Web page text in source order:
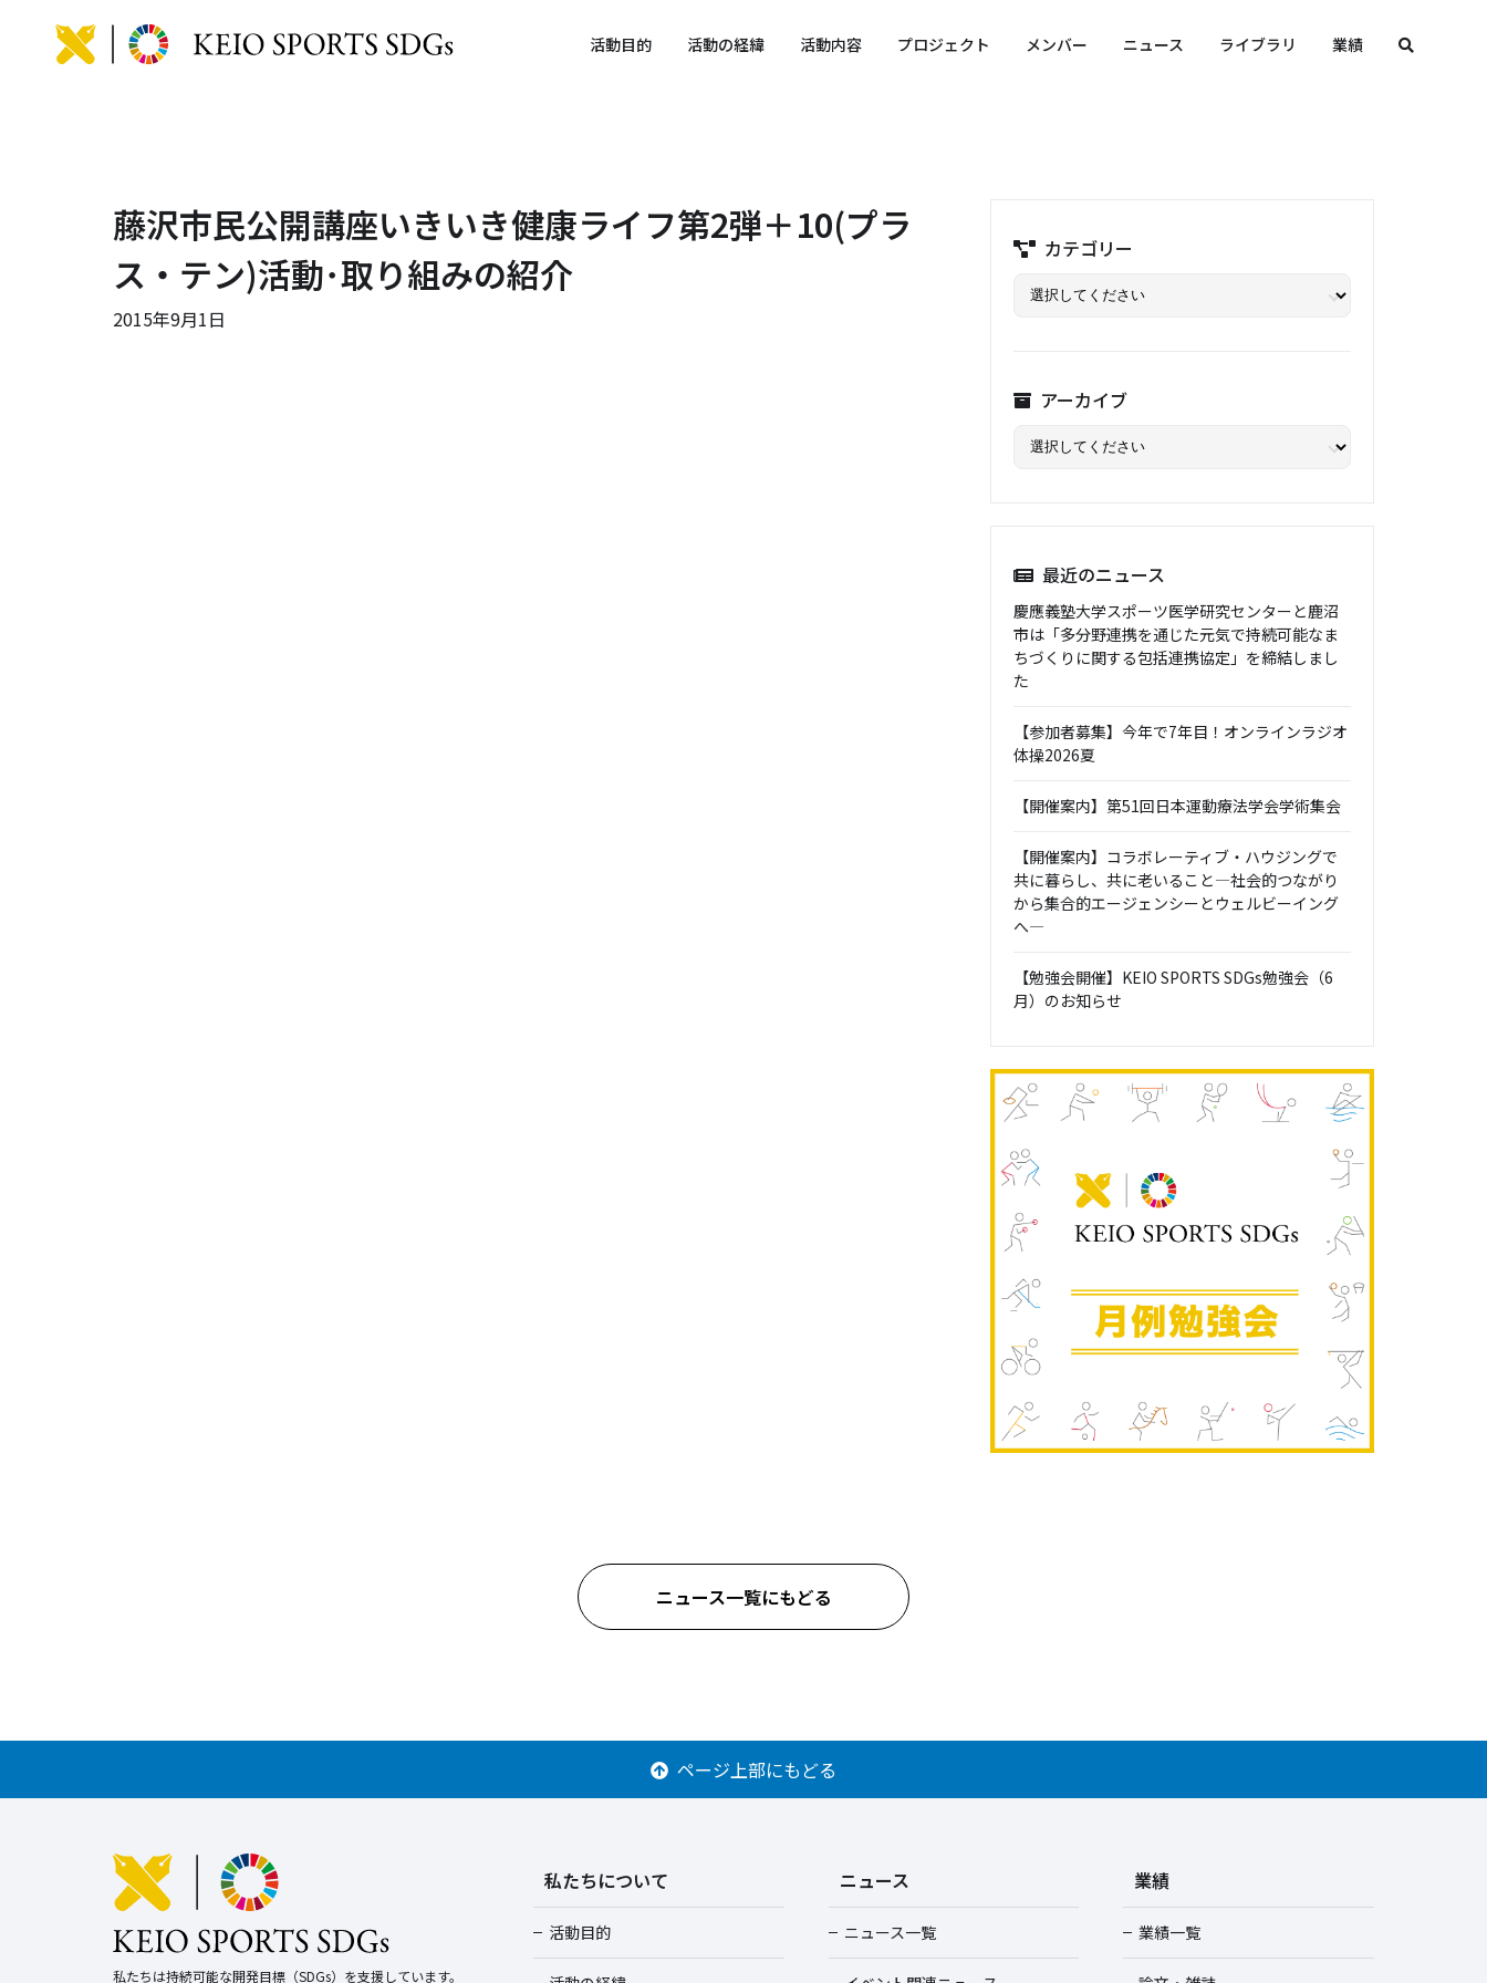
KEIO SPORTS SDGs活動目的 活動の経緯 活動内容 プロジェクト メンバー ニュース ライブラリ 業績
藤沢市民公開講座いきいき健康ライフ第2弾＋10(プラ
ス・テン)活動･取り組みの紹介
2015年9月1日
カテゴリー
アーカイブ
最近のニュース
慶應義塾大学スポーツ医学研究センターと鹿沼
市は「多分野連携を通じた元気で持続可能なま
ちづくりに関する包括連携協定」を締結しまし
た
【参加者募集】今年で7年目！オンラインラジオ
体操2026夏
【開催案内】第51回日本運動療法学会学術集会
【開催案内】コラボレーティブ・ハウジングで
共に暮らし、共に老いること―社会的つながり
から集合的エージェンシーとウェルビーイング
へ―
【勉強会開催】KEIO SPORTS SDGs勉強会（6
月）のお知らせ
ニュース一覧にもどる
ページ上部にもどる
私たちは持続可能な開発目標（SDGs）を支援しています。
私たちについて
活動目的
ニュース
ニュース一覧
業績
業績一覧